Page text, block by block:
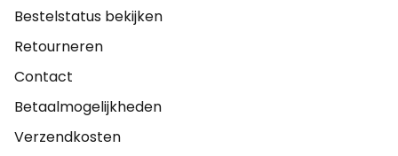
Bestelstatus bekijken
Retourneren
Contact
Betaalmogelijkheden
Verzendkosten